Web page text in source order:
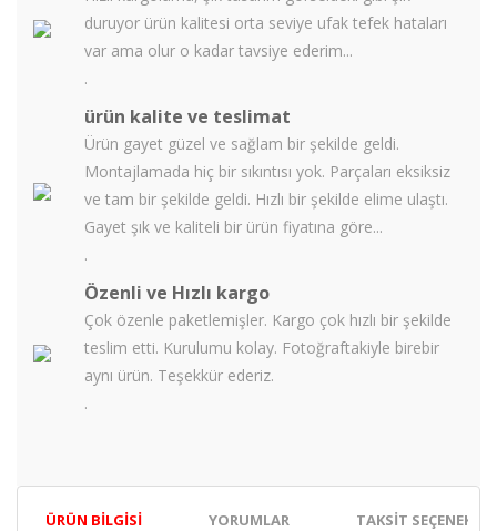
duruyor ürün kalitesi orta seviye ufak tefek hataları
var ama olur o kadar tavsiye ederim...
.
ürün kalite ve teslimat
Ürün gayet güzel ve sağlam bir şekilde geldi.
Montajlamada hiç bir sıkıntısı yok. Parçaları eksiksiz
ve tam bir şekilde geldi. Hızlı bir şekilde elime ulaştı.
Gayet şık ve kaliteli bir ürün fiyatına göre...
.
Özenli ve Hızlı kargo
Çok özenle paketlemişler. Kargo çok hızlı bir şekilde
teslim etti. Kurulumu kolay. Fotoğraftakiyle birebir
aynı ürün. Teşekkür ederiz.
.
ÜRÜN BILGISI YORUMLAR TAKSIT